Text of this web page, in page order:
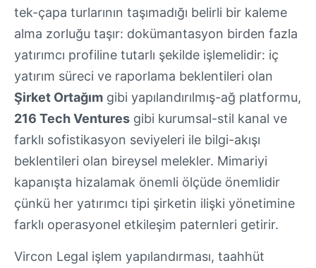
tek-çapa turlarının taşımadığı belirli bir kaleme
alma zorluğu taşır: dokümantasyon birden fazla
yatırımcı profiline tutarlı şekilde işlemelidir: iç
yatırım süreci ve raporlama beklentileri olan
Şirket Ortağım gibi yapılandırılmış-ağ platformu,
216 Tech Ventures gibi kurumsal-stil kanal ve
farklı sofistikasyon seviyeleri ile bilgi-akışı
beklentileri olan bireysel melekler. Mimariyi
kapanışta hizalamak önemli ölçüde önemlidir
çünkü her yatırımcı tipi şirketin ilişki yönetimine
farklı operasyonel etkileşim paternleri getirir.
Vircon Legal işlem yapılandırması, taahhüt